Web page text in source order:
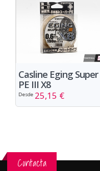
Casline Eging Super
PE III X8
Desde 25,15 €
Contacta